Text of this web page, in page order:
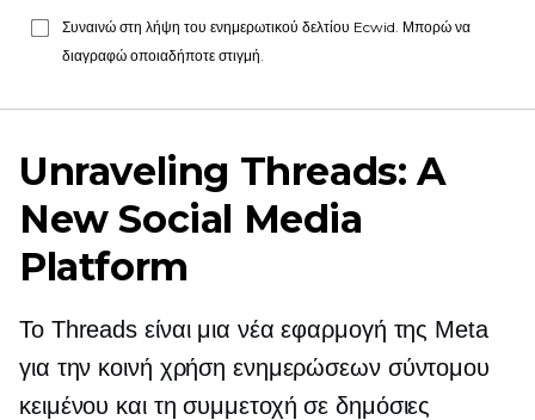
Συναινώ στη λήψη του ενημερωτικού δελτίου Ecwid. Μπορώ να
διαγραφώ οποιαδήποτε στιγμή.
Unraveling Threads: A
New Social Media
Platform
Το Threads είναι μια νέα εφαρμογή της Meta
για την κοινή χρήση ενημερώσεων σύντομου
κειμένου και τη συμμετοχή σε δημόσιες